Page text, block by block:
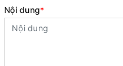
Nội dung*